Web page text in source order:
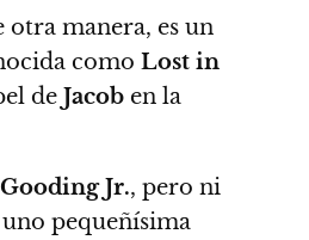
otra manera, es un
como Lost in
de Jacob en la
Jr., pero ni
pequeñísima